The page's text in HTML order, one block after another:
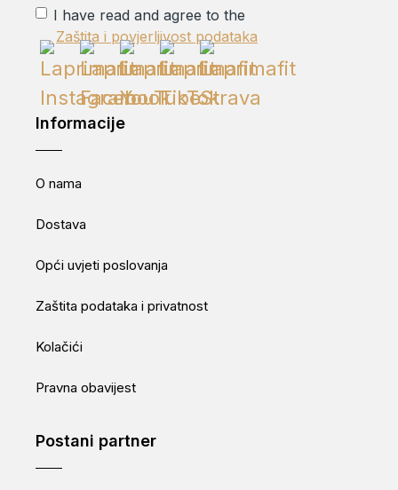
I have read and agree to the
Zaštita i povjerljivost podataka
Informacije
O nama
Dostava
Opći uvjeti poslovanja
Zaštita podataka i privatnost
Kolačići
Pravna obavijest
Postani partner